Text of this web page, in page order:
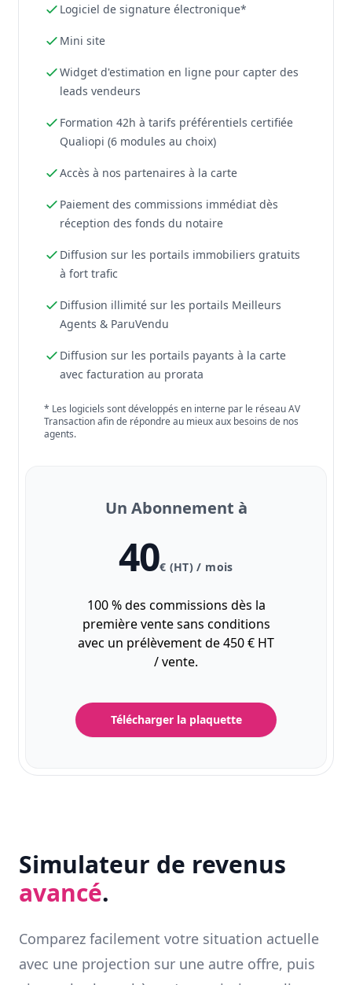
Logiciel de signature électronique*
Mini site
Widget d'estimation en ligne pour capter des
leads vendeurs
Formation 42h à tarifs préférentiels certifiée
Qualiopi (6 modules au choix)
Accès à nos partenaires à la carte
Paiement des commissions immédiat dès
réception des fonds du notaire
Diffusion sur les portails immobiliers gratuits
à fort trafic
Diffusion illimité sur les portails Meilleurs
Agents & ParuVendu
Diffusion sur les portails payants à la carte
avec facturation au prorata
* Les logiciels sont développés en interne par le réseau AV
Transaction afin de répondre au mieux aux besoins de nos
agents.
Un Abonnement à
40€ (HT) / mois
100 % des commissions dès la
première vente sans conditions
avec un prélèvement de 450 € HT
/ vente.
Télécharger la plaquette
Simulateur de revenus
avancé.
Comparez facilement votre situation actuelle
avec une projection sur une autre offre, puis